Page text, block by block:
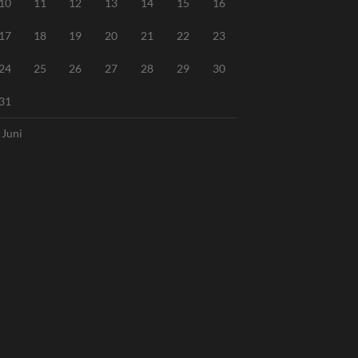
18 19 20 21 22 23
25 26 27 28 29 30
Juni